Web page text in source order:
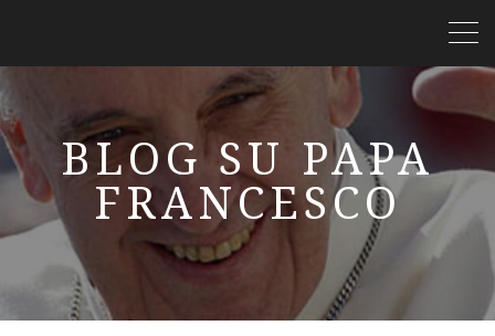
BLOG SU PAPA
FRANCESCO